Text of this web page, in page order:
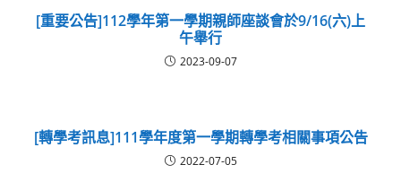
[重要公告]112學年第一學期親師座談會於9/16(六)上
午舉行
2023-09-07
[轉學考訊息]111學年度第一學期轉學考相關事項公告
2022-07-05